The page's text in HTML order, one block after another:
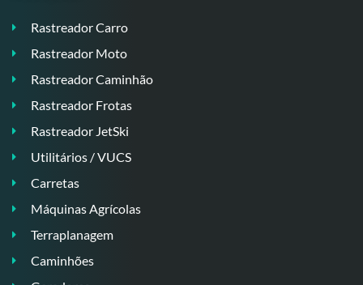
Rastreador Carro
Rastreador Moto
Rastreador Caminhão
Rastreador Frotas
Rastreador JetSki
Utilitários / VUCS
Carretas
Máquinas Agrícolas
Terraplanagem
Caminhões